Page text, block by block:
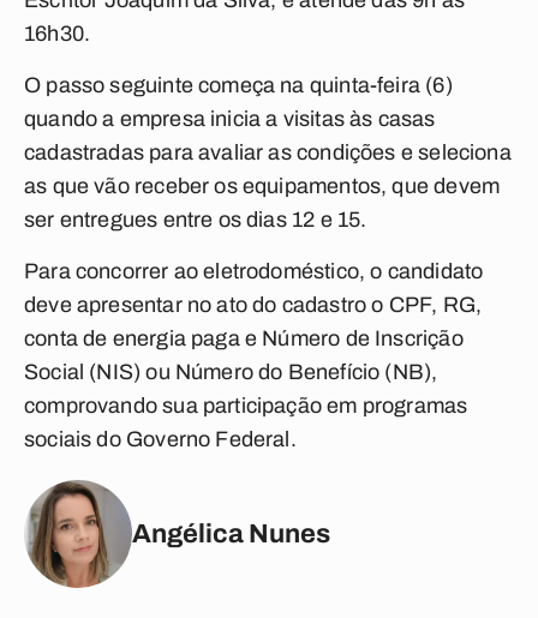
16h30.
O passo seguinte começa na quinta-feira (6)
quando a empresa inicia a visitas às casas
cadastradas para avaliar as condições e seleciona
as que vão receber os equipamentos, que devem
ser entregues entre os dias 12 e 15.
Para concorrer ao eletrodoméstico, o candidato
deve apresentar no ato do cadastro o CPF, RG,
conta de energia paga e Número de Inscrição
Social (NIS) ou Número do Benefício (NB),
comprovando sua participação em programas
sociais do Governo Federal.
Angélica Nunes